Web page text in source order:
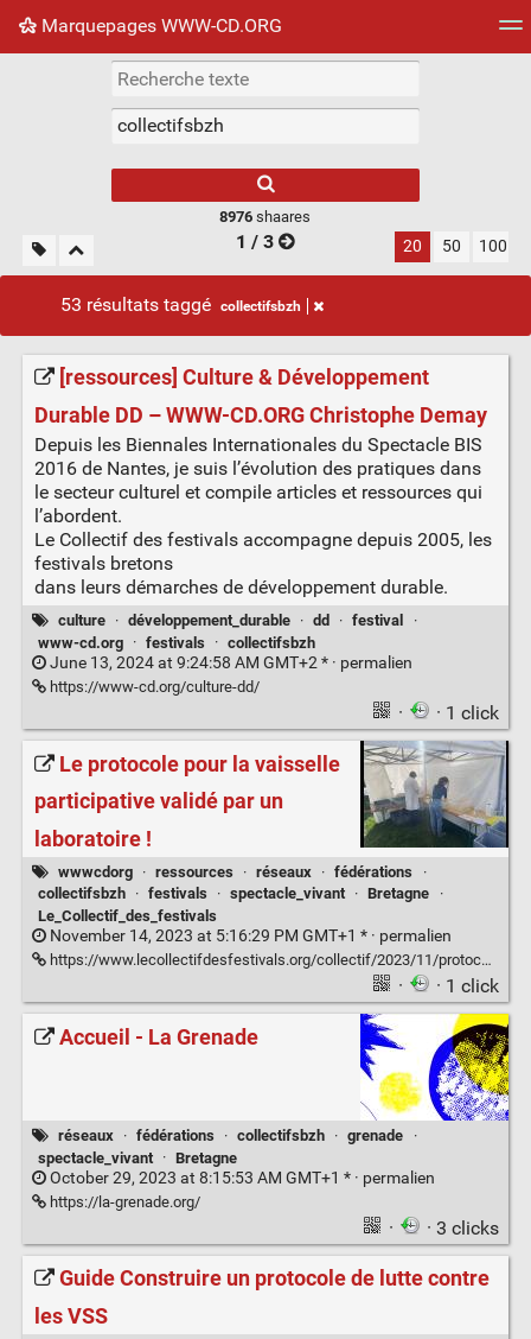
Marquepages WWW-CD.ORG
Nuage de tags Mur d'images
8976 shaares
1 / 3 20 50 100
53 résultats taggé collectifsbzh
[ressources] Culture & Développement
Durable DD – WWW-CD.ORG Christophe Demay
Depuis les Biennales Internationales du Spectacle BIS
2016 de Nantes, je suis l’évolution des pratiques dans
le secteur culturel et compile articles et ressources qui
l’abordent.
Le Collectif des festivals accompagne depuis 2005, les
festivals bretons
dans leurs démarches de développement durable.
culture · développement_durable · dd · festival
·
www-cd.org
· festivals · collectifsbzh
June 13, 2024 at 9:24:58 AM GMT+2 * · permalien
https://www-cd.org/culture-dd/
· · 1 click
Le protocole pour la vaisselle
participative validé par un
laboratoire !
wwwcdorg · ressources · réseaux · fédérations
·
collectifsbzh
· festivals · spectacle_vivant · Bretagne
·
Le_Collectif_des_festivals
November 14, 2023 at 5:16:29 PM GMT+1 * · permalien
https://www.lecollectifdesfestivals.org/collectif/2023/11/protocole-vaisselle/
· · 1 click
Accueil - La Grenade
réseaux · fédérations · collectifsbzh · grenade
·
spectacle_vivant
· Bretagne
October 29, 2023 at 8:15:53 AM GMT+1 * · permalien
https://la-grenade.org/
· · 3 clicks
Guide Construire un protocole de lutte contre
les VSS